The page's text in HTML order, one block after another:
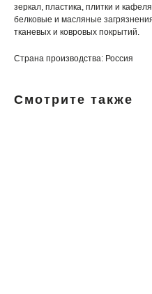
зеркал, пластика, плитки и
белковые и масляные
тканевых и ковровых покрытий.
Страна производства: Россия
Смотрите также